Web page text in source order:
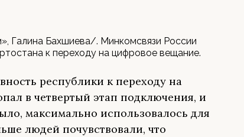
Галина Бахшиева/. Минкомсвязи России
к переходу на цифровое вещание.
республики к переходу на
в четвертый этап подключения, и
максимально использовалось для
людей почувствовали, что